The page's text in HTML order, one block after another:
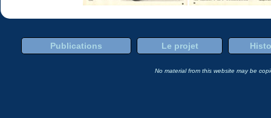
Publications Le projet
No material from this website may be